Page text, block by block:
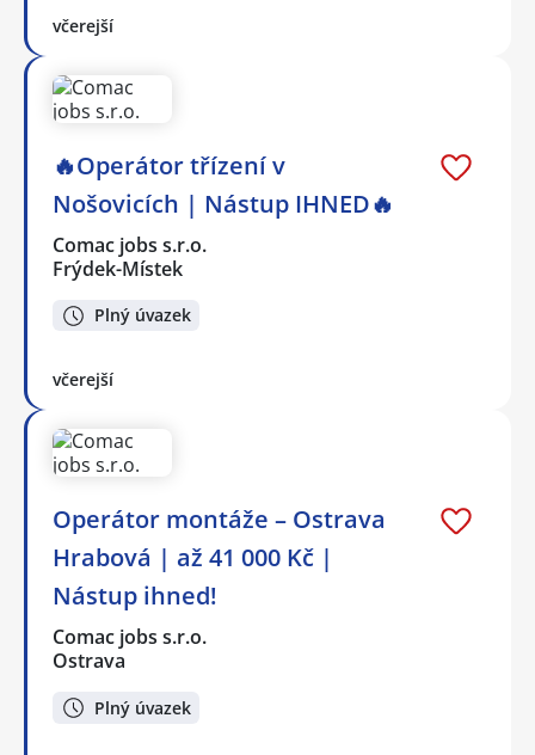
včerejší
🔥Operátor třízení v
Nošovicích | Nástup IHNED🔥
Comac jobs s.r.o.
Frýdek-Místek
Plný úvazek
včerejší
Operátor montáže – Ostrava
Hrabová | až 41 000 Kč |
Nástup ihned!
Comac jobs s.r.o.
Ostrava
Plný úvazek